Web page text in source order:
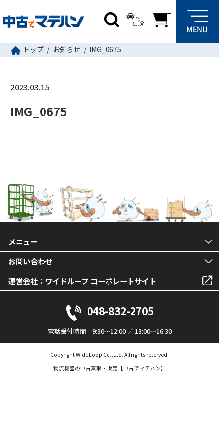
トップ お知らせ IMG_0675
2023.03.15
IMG_0675
メニュー
お問い合わせ
運営会社：ワイドループ コーポレートサイト
048-832-2705
電話受付時間 9:30～12:00 ／ 13:00～16:30
Copyright Wide Loop Co.,Ltd. All rights reserved.
物流機器の中古買取・販売【中古でマテハン】